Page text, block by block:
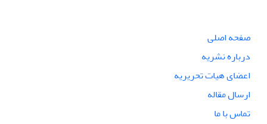
صفحه اصلی
درباره نشریه
اعضای هیات تحریریه
ارسال مقاله
تماس با ما